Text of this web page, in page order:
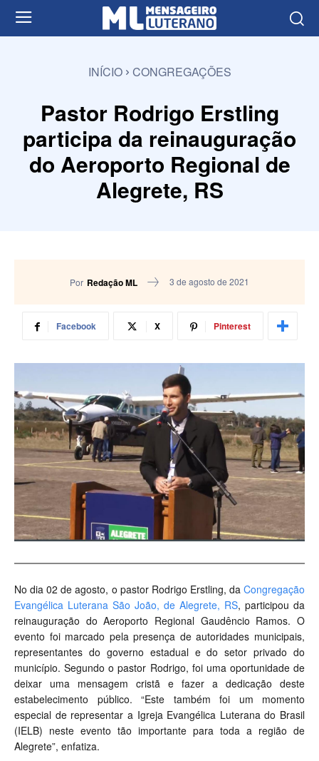
INÍCIO CONGREGAÇÕES
Pastor Rodrigo Erstling
participa da reinauguração
do Aeroporto Regional de
Alegrete, RS
Por Redação ML 3 de agosto de 2021
Facebook X Pinterest
No dia 02 de agosto, o pastor Rodrigo Erstling, da Congregação
Evangélica Luterana São João, de Alegrete, RS, participou da
reinauguração do Aeroporto Regional Gaudêncio Ramos. O
evento foi marcado pela presença de autoridades municipais,
representantes do governo estadual e do setor privado do
município. Segundo o pastor Rodrigo, foi uma oportunidade de
deixar uma mensagem cristã e fazer a dedicação deste
estabelecimento público. “Este também foi um momento
especial de representar a Igreja Evangélica Luterana do Brasil
(IELB) neste evento tão importante para toda a região de
Alegrete”, enfatiza.